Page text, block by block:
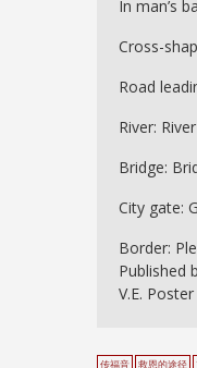
In man’s
Cross-
Road
River:
Bridge:
City gate:
Border:
Published
V.E.
传福音 救恩的途径